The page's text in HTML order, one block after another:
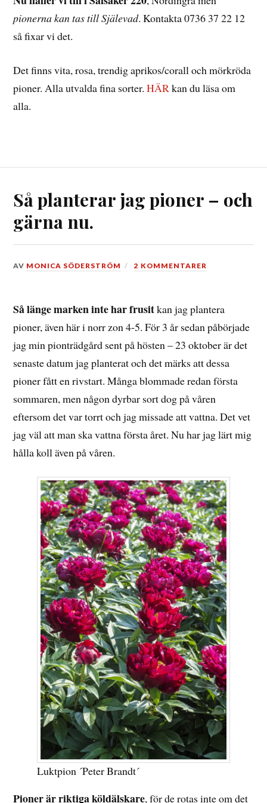
pionerna kan tas till Själevad. Kontakta 0736 37 22 12
så fixar vi det.
Det finns vita, rosa, trendig aprikos/corall och mörkröda
pioner. Alla utvalda fina sorter.HÄRkan du läsa om
alla.
Så planterar jag pioner – och
gärna nu.
DEN
2019
AV MONICA SÖDERSTRÖM 2 KOMMENTARER
Så länge marken inte har frusitkan jag plantera
pioner, även här i norr zon 4-5. För 3 år sedan påbörjade
jag min pionträdgård sent på hösten – 23 oktober är det
senaste datum jag planterat och det märks att dessa
pioner fått en rivstart. Många blommade redan första
sommaren, men någon dyrbar sort dog på våren
eftersom det var torrt och jag missade att vattna. Det vet
jag väl att man ska vattna första året. Nu har jag lärt mig
hålla koll även på våren.
Luktpion ´Peter Brandt´
Pioner är riktiga köldälskare, för de rotas inte om det